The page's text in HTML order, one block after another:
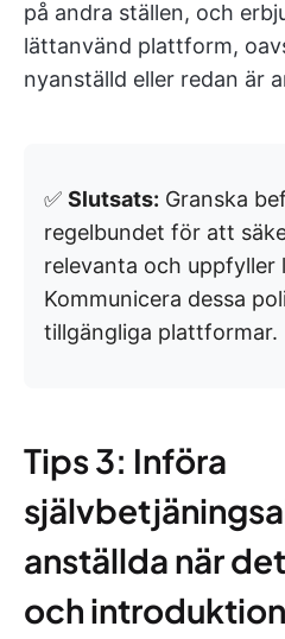
på andra ställen, och
lättanvänd plattform,
nyanställd eller redan är
✅ Slutsats: Granska
regelbundet för att
relevanta och uppfyller
Kommunicera dessa
tillgängliga plattformar.
Tips 3: Införa
anställda när
och introduktion